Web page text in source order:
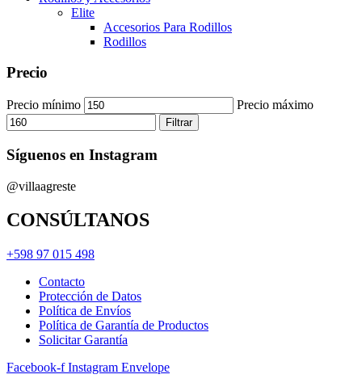
Elite
Accesorios Para Rodillos
Rodillos
Precio
Precio mínimo Precio máximo
Filtrar
Síguenos en Instagram
@villaagreste
CONSÚLTANOS
+598 97 015 498
Contacto
Protección de Datos
Política de Envíos
Política de Garantía de Productos
Solicitar Garantía
Facebook-f Instagram Envelope